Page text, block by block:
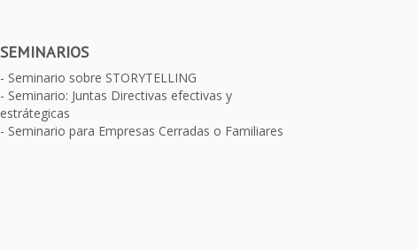
SEMINARIOS
Seminario sobre STORYTELLING
Seminario: Juntas Directivas efectivas y
estrátegicas
Seminario para Empresas Cerradas o Familiares